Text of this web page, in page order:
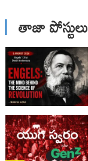
తాజా పోస్టులు